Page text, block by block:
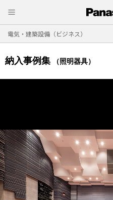
電気・建築設備（ビジネス）
納入事例集 （照明器具）